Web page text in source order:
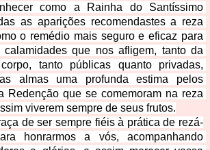
como a Rainha do Santíssimo
as aparições recomendastes a reza
o remédio mais seguro e eficaz para
que nos afligem, tanto da
tanto públicas quanto privadas,
almas uma profunda estima pelos
Redenção que se comemoram na reza
viverem sempre de seus frutos.
de ser sempre fiéis à prática de rezá-
honrarmos a vós, acompanhando